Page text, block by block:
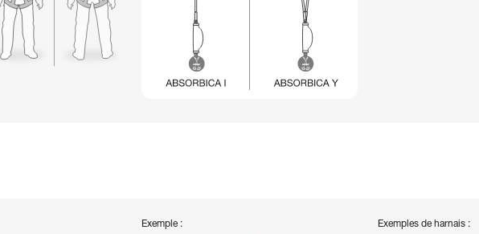
Exemple :
Exemples de harnais :